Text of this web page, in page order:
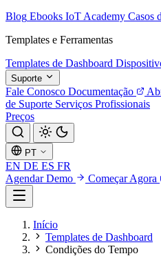
Blog Ebooks IoT Academy Casos
Templates e Ferramentas
Templates de Dashboard
Suporte
Fale Conosco Documentação
de Suporte Serviços Profissionais
Preços
PT
EN DE ES FR
Agendar Demo
Começar Agora
Início
Templates de Dashboard
Condições do Tempo